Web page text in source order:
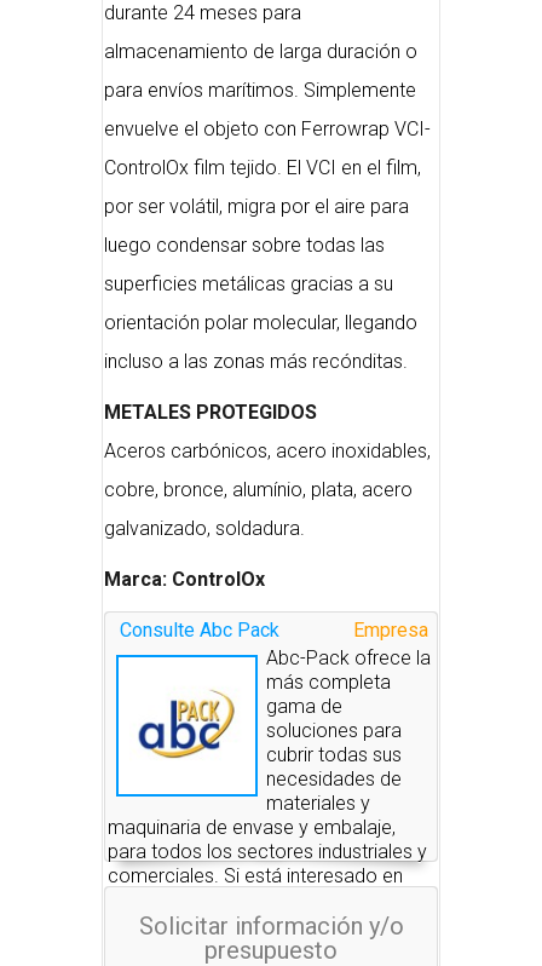
durante 24 meses para
almacenamiento de larga duración o
para envíos marítimos. Simplemente
envuelve el objeto con Ferrowrap VCI-
ControlOx film tejido. El VCI en el film,
por ser volátil, migra por el aire para
luego condensar sobre todas las
superficies metálicas gracias a su
orientación polar molecular, llegando
incluso a las zonas más recónditas.
METALES PROTEGIDOS
Aceros carbónicos, acero inoxidables,
cobre, bronce, alumínio, plata, acero
galvanizado, soldadura.
Marca: ControlOx
Empresa
Consulte Abc Pack
Abc-Pack ofrece la
más completa
gama de
soluciones para
cubrir todas sus
necesidades de
materiales y
maquinaria de envase y embalaje,
para todos los sectores industriales y
comerciales. Si está interesado en
le pondremos en contacto con las
empresas que se los pueden
Solicitar información y/o
presupuesto